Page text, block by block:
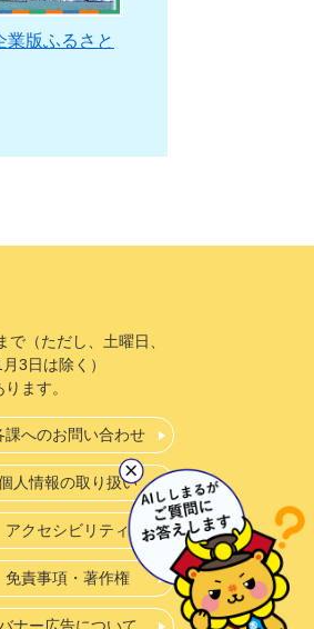
業版ふるさと
（ただし、土曜日、
3日は除く）
ます。
課へのお問い合わせ
人情報の取り扱い
アクセシビリティ
免責事項・著作権